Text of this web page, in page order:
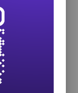
из модулей
J2EE-приложений
Проект получил
упрощает создание
Internet-опрос,
теме, как
систем (disaster